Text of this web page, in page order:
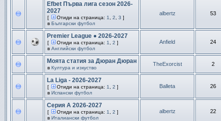
Efbet Първа лига сезон 2026-
2027
[ Отиди на страница: 1 2 3 ]
в Български футбол
albertz 53
Premier League ● 2026-2027
[ Отиди на страница: 1 2 ]
в Английски футбол
Anfield 24
Моята статия за Дюран Дюран
в Култура и изкуство
TheExorcist 2
La Liga - 2026-2027
[ Отиди на страница: 1 2 ]
в Испански футбол
Balleta 26
Серия А 2026-2027
[ Отиди на страница: 1 2 ]
в Италиански футбол
albertz 22